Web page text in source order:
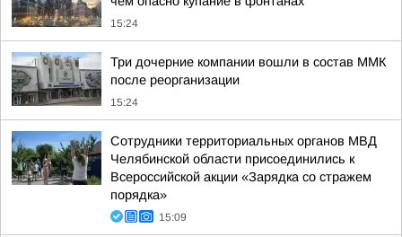
15:24
Три дочерние компании вошли в состав ММК
после реорганизации
15:24
Сотрудники территориальных органов МВД
Челябинской области присоединились к
Всероссийской акции «Зарядка со стражем
порядка»
15:09